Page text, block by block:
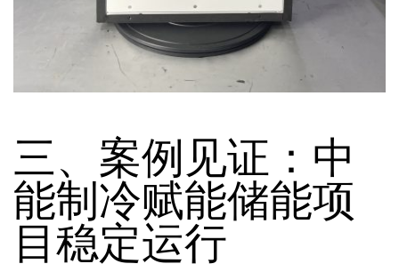
三、案例见证：中
能制冷赋能储能项
目稳定运行